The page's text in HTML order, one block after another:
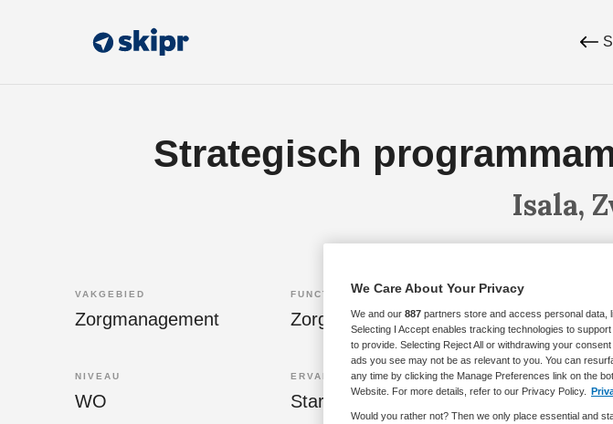
Strategisch
Isala,
VAKGEBIED
Zorgmanagement
FUNCTIE
Zorgmanager
BRANCHE
Onbekend
NIVEAU
WO
ERVARING
Starter
DIENSTVERBAND
Fulltime
We Care About Your Privacy
We and our 887 partners store and access personal data,
Selecting I Accept enables tracking technologies to
to provide. Selecting Reject All or withdrawing your
ads you see may not be as relevant to you. You can
any time by clicking the Manage Preferences link on the
Website. For more details, refer to our Privacy Policy.
Would you rather not? Then we only place essential and